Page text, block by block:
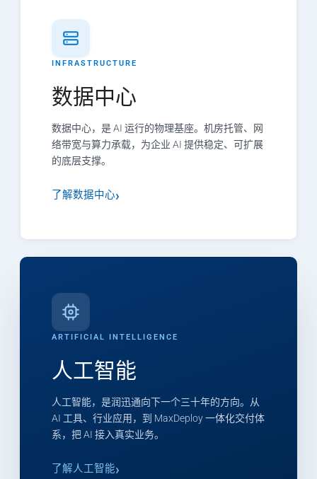
INFRASTRUCTURE
数据中心
数据中心，是 AI 运行的物理基座。机房托管、网
络带宽与算力承载，为企业 AI 提供稳定、可扩展
的底层支撑。
了解数据中心
ARTIFICIAL INTELLIGENCE
人工智能
人工智能，是润迅通向下一个三十年的方向。从
AI 工具、行业应用，到 MaxDeploy 一体化交付体
系，把 AI 接入真实业务。
了解人工智能